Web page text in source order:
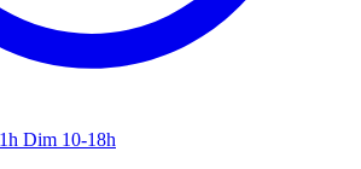
Dim 10-18h